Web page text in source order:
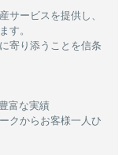
サービスを提供し、
す。
寄り添うことを信条
富な実績
クからお客様一人ひ